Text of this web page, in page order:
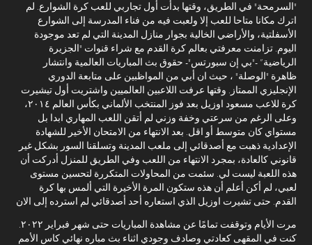
"السرمحة" في الطريق، وقتها بدأت أول تجاربي للعب كرة الشوارع. لم
اترك مكانا متاحا للعب إلا ولعبت فيه من فناء المدرسة إلى الشوارع
الأسفلتية، والأراضي الخالية بجوار منازل المدينة التي لم تعد موجودة
اليوم. تزامنت معرفتي بعالم كرة القدم مع شراء قنوات "الجزيرة
الرياضية” -"بي إن سبورتس"- حقوق بث المباريات العالمية وانتشار
ظاهرة "الوصلة" ، حيث ان أبي من المواظبين على متابعة الدوري
الإنجليزي الممتاز. وقتها عرفت اللاعبين العالميين واشتريت أول تيشيرت
كرة للاعب مسعود اوزيل بعد فوز المنتخب الألماني بكأس العالم ٢٠١٤،
وعلى الرغم من سرعتي وخفة وزني لم أتقن اللعب المهاري ابدا بل
مستواي كان متوسط أو اقل. بعد الانتهاء من الامتحان الأخير للشهادة
الإعدادية ذهبت مع أصدقائي إلى ملعب المدينة وتسلقنا السور بشكل غير
قانوني كالعادة، بمجرد الانتهاء من اللعب وفي الطريق للمنزل أدركت أن
هذه اللعبة ليست لي. سئمت من المحاولات المتكررة لتحسين مستوى
لعبي، لم أكن أعلم أن هذه ستكون المرة الأخيرة التي ألمس بها كرة
القدم. حتى تشيرت اوزيل الذي استعاره أحد أصدقائي لم استرده إلى الان
مرت الأيام وتوقفت تمامًا عن مشاهدة المباريات حتى شهر فبراير ٢٠٢٢.
كنت في المقهى كعادتي وصادف وجودي اثناء بث مباره نهائي كاس الأمم